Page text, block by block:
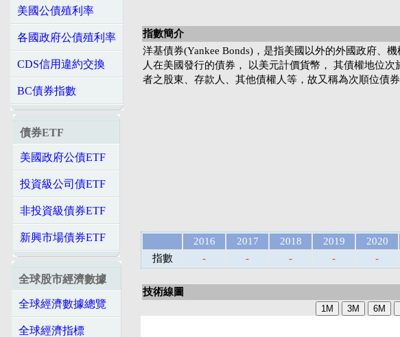
美國公債殖利率
各國政府公債殖利率
CDS信用違約交換
BC債券指數
債券ETF
美國政府公債ETF
投資級公司債ETF
非投資級債券ETF
新興市場債券ETF
全球股市經濟數據
全球經濟數據總覽
全球經濟指標
指數簡介
洋基債券(Yankee Bonds)，是指美國以外的外國政府、
人在美國發行的債券， 以美元計價貨幣， 其債權地位次
者之股東、存款人、其他債權人等，故又稱為次順位債券
2016 2017 2018 2019 2020
指數
- - - - -
技術線圖